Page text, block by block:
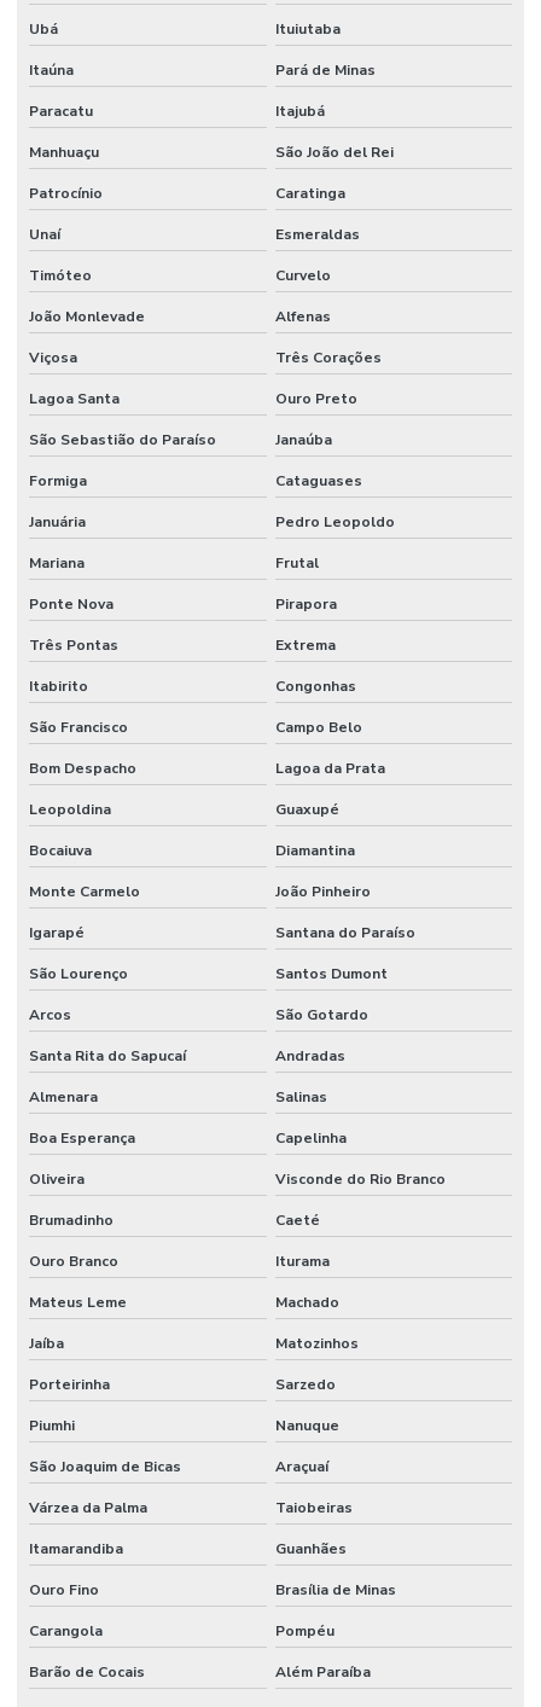
Ubá Ituiutaba
Itaúna Pará de Minas
Paracatu Itajubá
Manhuaçu São João del Rei
Patrocínio Caratinga
Unaí Esmeraldas
Timóteo Curvelo
João Monlevade Alfenas
Viçosa Três Corações
Lagoa Santa Ouro Preto
São Sebastião do Paraíso Janaúba
Formiga Cataguases
Januária Pedro Leopoldo
Mariana Frutal
Ponte Nova Pirapora
Três Pontas Extrema
Itabirito Congonhas
São Francisco Campo Belo
Bom Despacho Lagoa da Prata
Leopoldina Guaxupé
Bocaiuva Diamantina
Monte Carmelo João Pinheiro
Igarapé Santana do Paraíso
São Lourenço Santos Dumont
Arcos São Gotardo
Santa Rita do Sapucaí Andradas
Almenara Salinas
Boa Esperança Capelinha
Oliveira Visconde do Rio Branco
Brumadinho Caeté
Ouro Branco Iturama
Mateus Leme Machado
Jaíba Matozinhos
Porteirinha Sarzedo
Piumhi Nanuque
São Joaquim de Bicas Araçuaí
Várzea da Palma Taiobeiras
Itamarandiba Guanhães
Ouro Fino Brasília de Minas
Carangola Pompéu
Barão de Cocais Além Paraíba